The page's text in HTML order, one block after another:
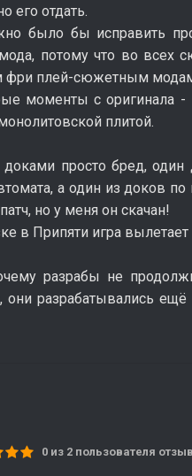
его отдать.
было бы исправить
потому что во всех
фри плей-сюжетным
моменты с оригинала -
плитой.
просто бред,
а один из доков
но у меня он скачан!
в Припяти игра вылетает
разрабы не
разрабатывались
0 из 2 пользователя